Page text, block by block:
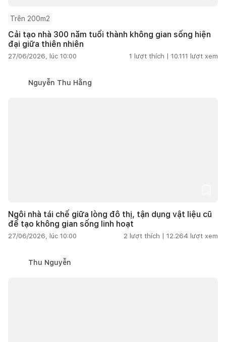
Trên 200m2
Cải tạo nhà 300 năm tuổi thành không gian sống hiện
đại giữa thiên nhiên
27/06/2026, lúc 10:00 1 lượt thích | 10.111 lượt xem
Nguyễn Thu Hằng
Ngôi nhà tái chế giữa lòng đô thị, tận dụng vật liệu cũ
để tạo không gian sống linh hoạt
27/06/2026, lúc 10:00 2 lượt thích | 12.264 lượt xem
Thu Nguyễn